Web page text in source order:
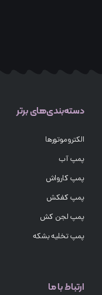
دسته‌بندی‌های برتر
الکتروموتورها
پمپ آب
پمپ کارواش
پمپ کفکش
پمپ لجن کش
پمپ تخلیه بشکه
ارتباط با ما